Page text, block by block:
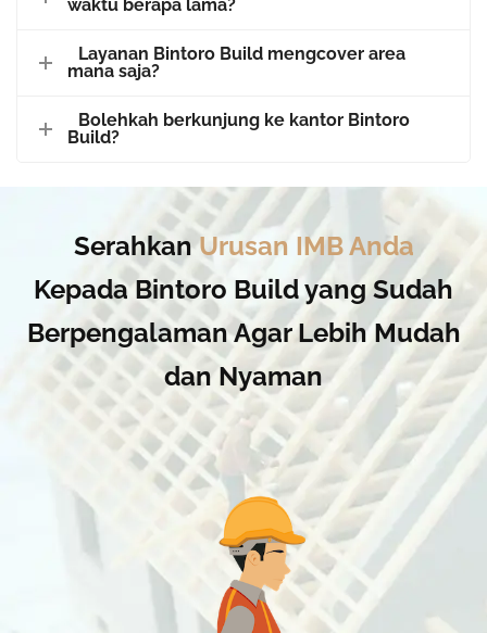
waktu berapa lama?
Layanan Bintoro Build mengcover area
mana saja?
Bolehkah berkunjung ke kantor Bintoro
Build?
SerahkanUrusan IMB Anda
KepadaBintoro Buildyang Sudah
Berpengalaman Agar Lebih Mudah
dan Nyaman